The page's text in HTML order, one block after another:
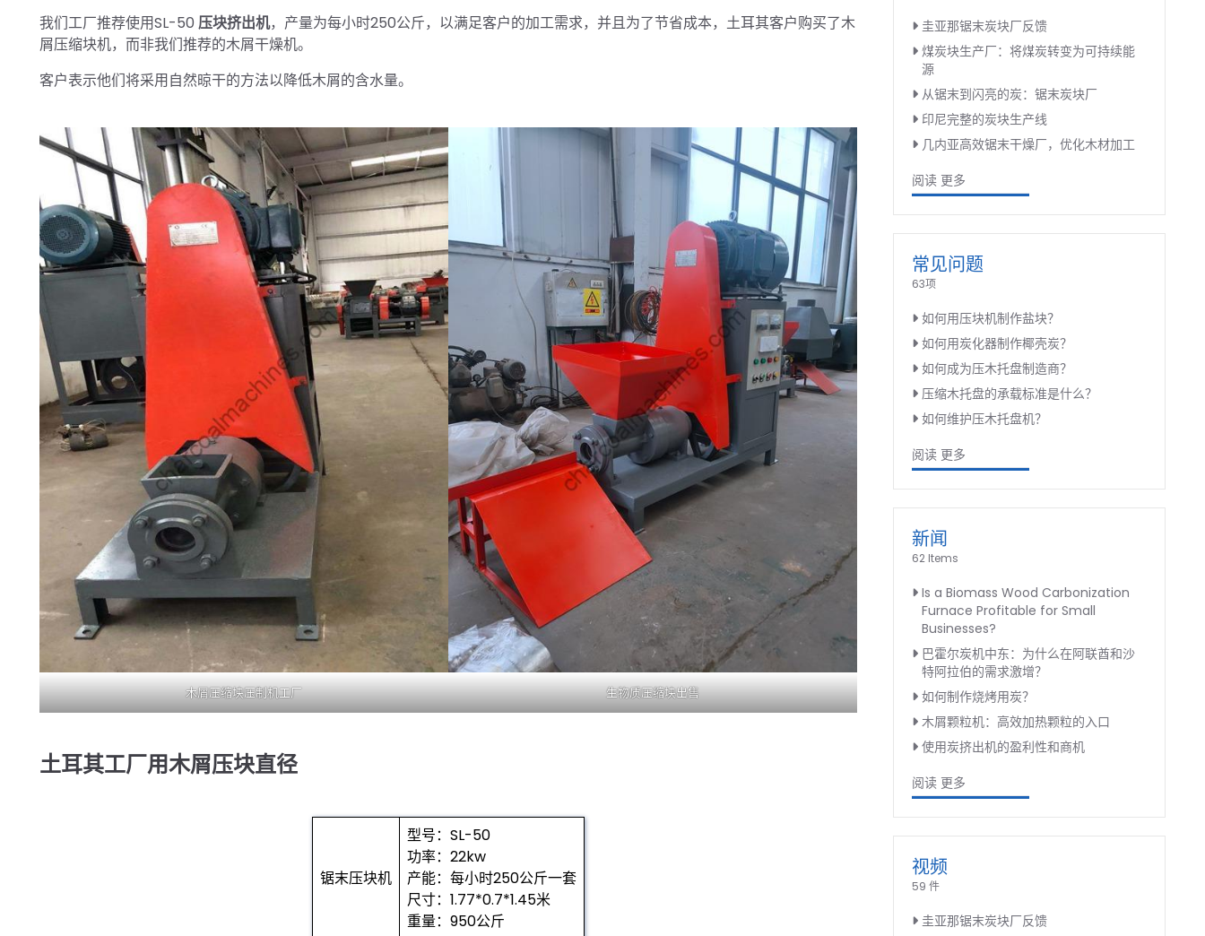
我们工厂推荐使用SL-50 压块挤出机，产量为每小时250公斤，以满足客户的加工需求，并且为了节省成本，土耳其客户购买了木
屑压缩块机，而非我们推荐的木屑干燥机。
客户表示他们将采用自然晾干的方法以降低木屑的含水量。
木屑压缩块压制机工厂 生物质压缩块出售
土耳其工厂用木屑压块直径
锯末压块机
型号：SL-50
功率：22kw
产能：每小时250公斤一套
尺寸：1.77*0.7*1.45米
重量：950公斤
圭亚那锯末炭块厂反馈
煤炭块生产厂：将煤炭转变为可持续能
源
从锯末到闪亮的炭：锯末炭块厂
印尼完整的炭块生产线
几内亚高效锯末干燥厂，优化木材加工
阅读 更多
常见问题
63项
如何用压块机制作盐块？
如何用炭化器制作椰壳炭？
如何成为压木托盘制造商？
压缩木托盘的承载标准是什么？
如何维护压木托盘机？
阅读 更多
新闻
62 Items
Is a Biomass Wood Carbonization
Furnace Profitable for Small
Businesses?
巴霍尔炭机中东：为什么在阿联酋和沙
特阿拉伯的需求激增？
如何制作烧烤用炭？
木屑颗粒机：高效加热颗粒的入口
使用炭挤出机的盈利性和商机
阅读 更多
视频
59 件
圭亚那锯末炭块厂反馈